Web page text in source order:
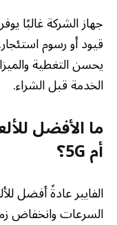
جهاز الشركة غالبًا
قيود أو رسوم
يحسن التغطية
الخدمة قبل الشراء.
ما الأفضل
أم 5G؟
الفايبر عادةً أفضل